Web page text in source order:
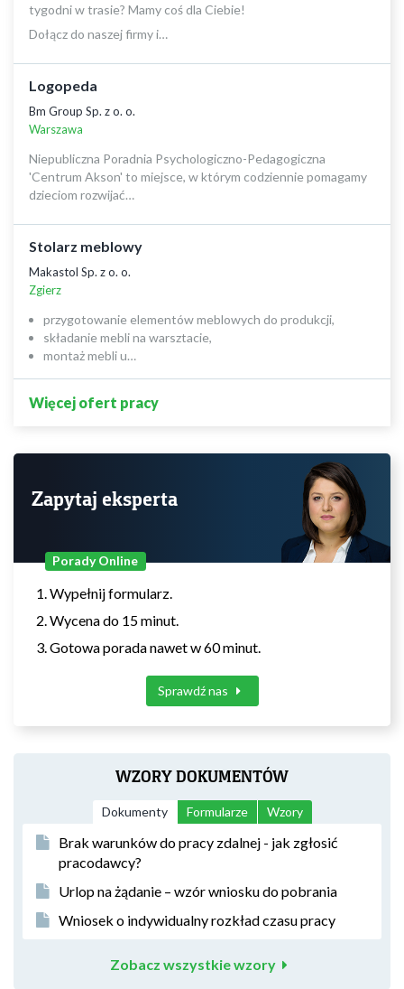
tygodni w trasie? Mamy coś dla Ciebie!
Dołącz do naszej firmy i…
Logopeda
Bm Group Sp. z o. o.
Warszawa
Niepubliczna Poradnia Psychologiczno-Pedagogiczna
'Centrum Akson' to miejsce, w którym codziennie pomagamy
dzieciom rozwijać…
Stolarz meblowy
Makastol Sp. z o. o.
Zgierz
przygotowanie elementów meblowych do produkcji,
składanie mebli na warsztacie,
montaż mebli u…
Więcej ofert pracy
Zapytaj eksperta
Porady Online
Wypełnij formularz.
Wycena do 15 minut.
Gotowa porada nawet w 60 minut.
Sprawdź nas
WZORY DOKUMENTÓW
Dokumenty Formularze Wzory
Brak warunków do pracy zdalnej - jak zgłosić
pracodawcy?
Urlop na żądanie – wzór wniosku do pobrania
Wniosek o indywidualny rozkład czasu pracy
Zobacz wszystkie wzory